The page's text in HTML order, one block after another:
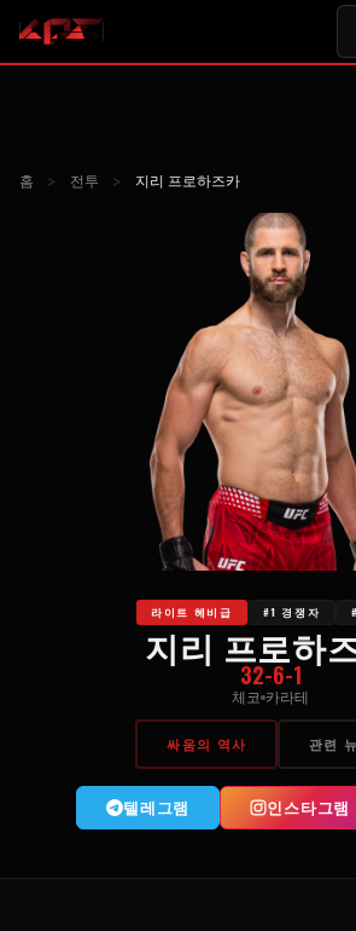
홈 > 전투 > 지리 프로하즈카
라이트 헤비급 #1 경쟁자
지리 프로하
32-6-1
체코 카라테
싸움의 역사 관련
텔레그램 인스타그램